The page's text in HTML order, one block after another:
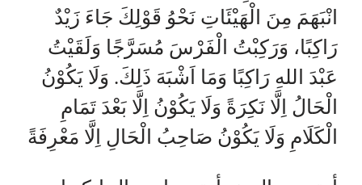
انْبَهَمَ مِنَ الْهَيْئَاتِ نَحْوُ قَوْلِكَ جَاءَ زَيْدٌ
رَاكِبًا، وَرَكِبْتُ الْفَرْسَ مُسَرَّجًا وَلَقَيْتُ
عَبْدَ اللهِ رَاكِبًا وَمَا اَشْبَهَ ذَلِكَ. وَلَا يَكُوْنُ
الْحَالُ اِلَّا نَكِرَةً وَلَا يَكُوْنُ اِلَّا بَعْدَ تَمَامِ
الْكَلَامِ وَلَا يَكُوْنُ صَاحِبُ الْحَالِ اِلَّا مَعْرِفَةً